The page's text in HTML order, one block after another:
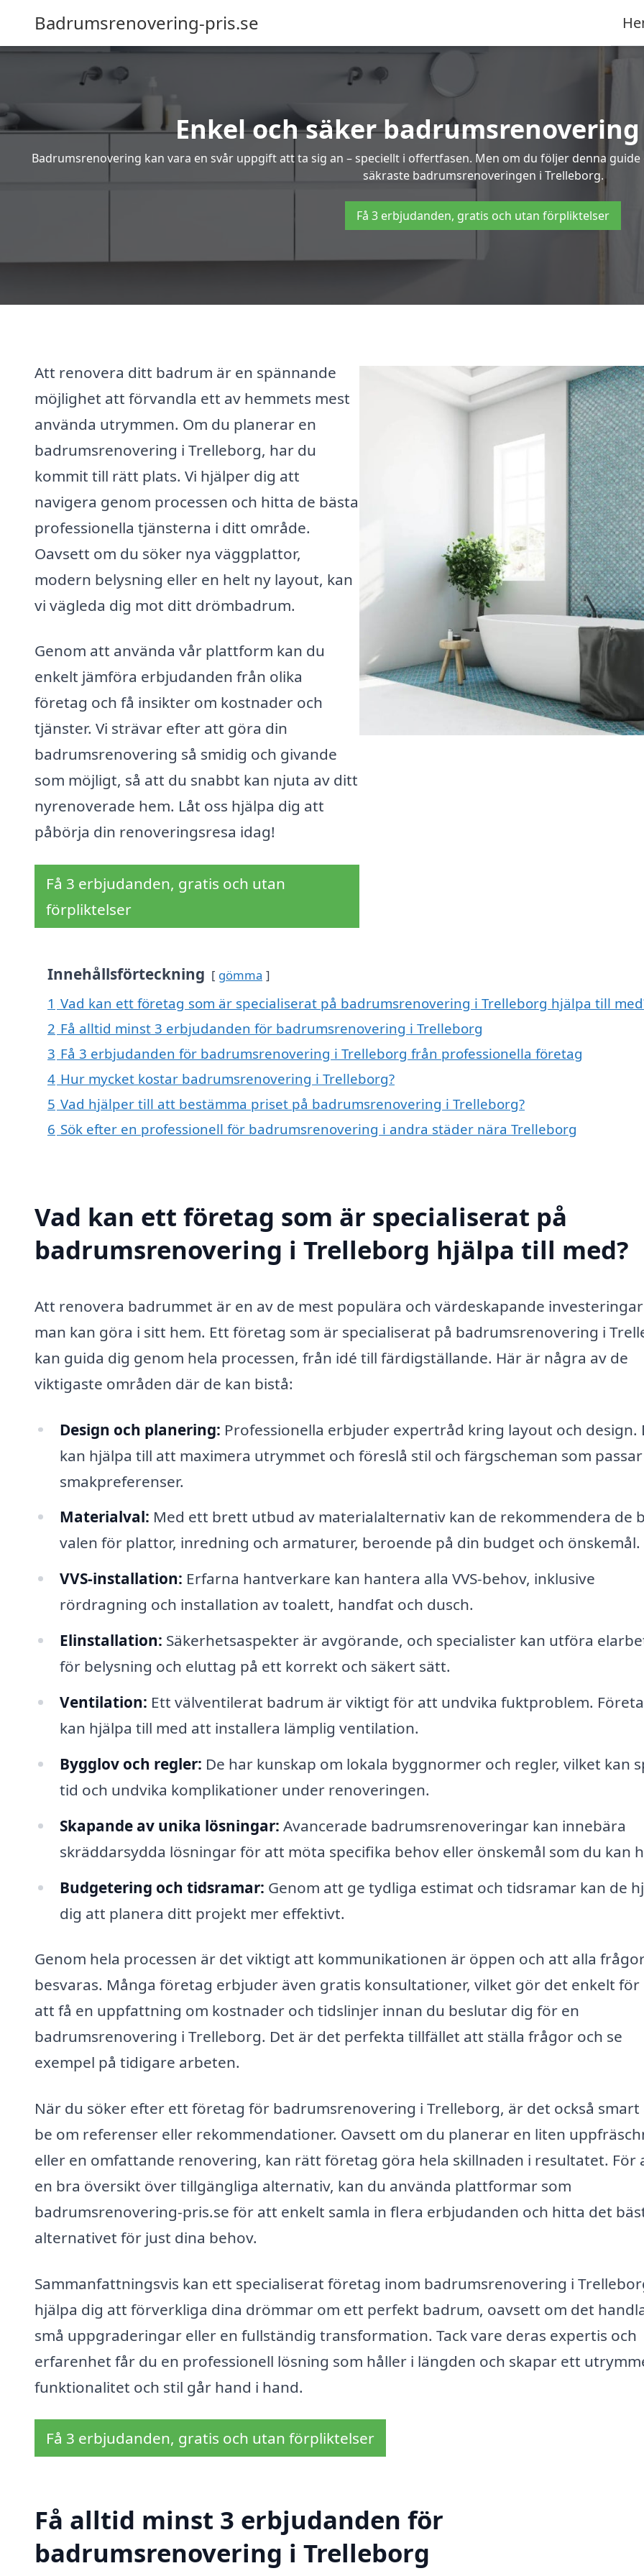
Badrumsrenovering-pris.se
Enkel och säker
Badrumsrenovering kan vara en svår uppgift att ta sig an – speciellt i offertfasen. Men om du följer denna
säkraste badrumsrenoveringen i Trelleborg.
Få 3 erbjudanden, gratis och utan förpliktelser
Att renovera ditt badrum är en spännande
möjlighet att förvandla ett av hemmets mest
använda utrymmen. Om du planerar en
badrumsrenovering i Trelleborg, har du
kommit till rätt plats. Vi hjälper dig att
navigera genom processen och hitta de bästa
professionella tjänsterna i ditt område.
Oavsett om du söker nya väggplattor,
modern belysning eller en helt ny layout, kan
vi vägleda dig mot ditt drömbadrum.
Genom att använda vår plattform kan du
enkelt jämföra erbjudanden från olika
företag och få insikter om kostnader och
tjänster. Vi strävar efter att göra din
badrumsrenovering så smidig och givande
som möjligt, så att du snabbt kan njuta av ditt
nyrenoverade hem. Låt oss hjälpa dig att
påbörja din renoveringsresa idag!
Få 3 erbjudanden, gratis och utan
förpliktelser
Innehållsförteckning gömma
1 Vad kan ett företag som är specialiserat på badrumsrenovering i Trelleborg hjälpa till
2 Få alltid minst 3 erbjudanden för badrumsrenovering i Trelleborg
3 Få 3 erbjudanden för badrumsrenovering i Trelleborg från professionella företag
4 Hur mycket kostar badrumsrenovering i Trelleborg?
5 Vad hjälper till att bestämma priset på badrumsrenovering i Trelleborg?
6 Sök efter en professionell för badrumsrenovering i andra städer nära Trelleborg
Vad kan ett företag som är specialiserat på
badrumsrenovering i Trelleborg hjälpa till med?
Att renovera badrummet är en av de mest populära och värdeskapande
man kan göra i sitt hem. Ett företag som är specialiserat på badrumsrenovering i
kan guida dig genom hela processen, från idé till färdigställande. Här är några av de
viktigaste områden där de kan bistå:
Design och planering: Professionella erbjuder expertråd kring layout och design.
kan hjälpa till att maximera utrymmet och föreslå stil och färgscheman som
smakpreferenser.
Materialval: Med ett brett utbud av materialalternativ kan de rekommendera de
valen för plattor, inredning och armaturer, beroende på din budget och önskemål.
VVS-installation: Erfarna hantverkare kan hantera alla VVS-behov, inklusive
rördragning och installation av toalett, handfat och dusch.
Elinstallation: Säkerhetsaspekter är avgörande, och specialister kan utföra
för belysning och eluttag på ett korrekt och säkert sätt.
Ventilation: Ett välventilerat badrum är viktigt för att undvika fuktproblem.
kan hjälpa till med att installera lämplig ventilation.
Bygglov och regler: De har kunskap om lokala byggnormer och regler, vilket kan
tid och undvika komplikationer under renoveringen.
Skapande av unika lösningar: Avancerade badrumsrenoveringar kan innebära
skräddarsydda lösningar för att möta specifika behov eller önskemål som du kan
Budgetering och tidsramar: Genom att ge tydliga estimat och tidsramar kan de
dig att planera ditt projekt mer effektivt.
Genom hela processen är det viktigt att kommunikationen är öppen och att alla
besvaras. Många företag erbjuder även gratis konsultationer, vilket gör det enkelt för
att få en uppfattning om kostnader och tidslinjer innan du beslutar dig för en
badrumsrenovering i Trelleborg. Det är det perfekta tillfället att ställa frågor och se
exempel på tidigare arbeten.
När du söker efter ett företag för badrumsrenovering i Trelleborg, är det också
be om referenser eller rekommendationer. Oavsett om du planerar en liten
eller en omfattande renovering, kan rätt företag göra hela skillnaden i resultatet. För
en bra översikt över tillgängliga alternativ, kan du använda plattformar som
badrumsrenovering-pris.se för att enkelt samla in flera erbjudanden och hitta det
alternativet för just dina behov.
Sammanfattningsvis kan ett specialiserat företag inom badrumsrenovering i
hjälpa dig att förverkliga dina drömmar om ett perfekt badrum, oavsett om det
små uppgraderingar eller en fullständig transformation. Tack vare deras expertis och
erfarenhet får du en professionell lösning som håller i längden och skapar ett
funktionalitet och stil går hand i hand.
Få 3 erbjudanden, gratis och utan förpliktelser
Få alltid minst 3 erbjudanden för
badrumsrenovering i Trelleborg